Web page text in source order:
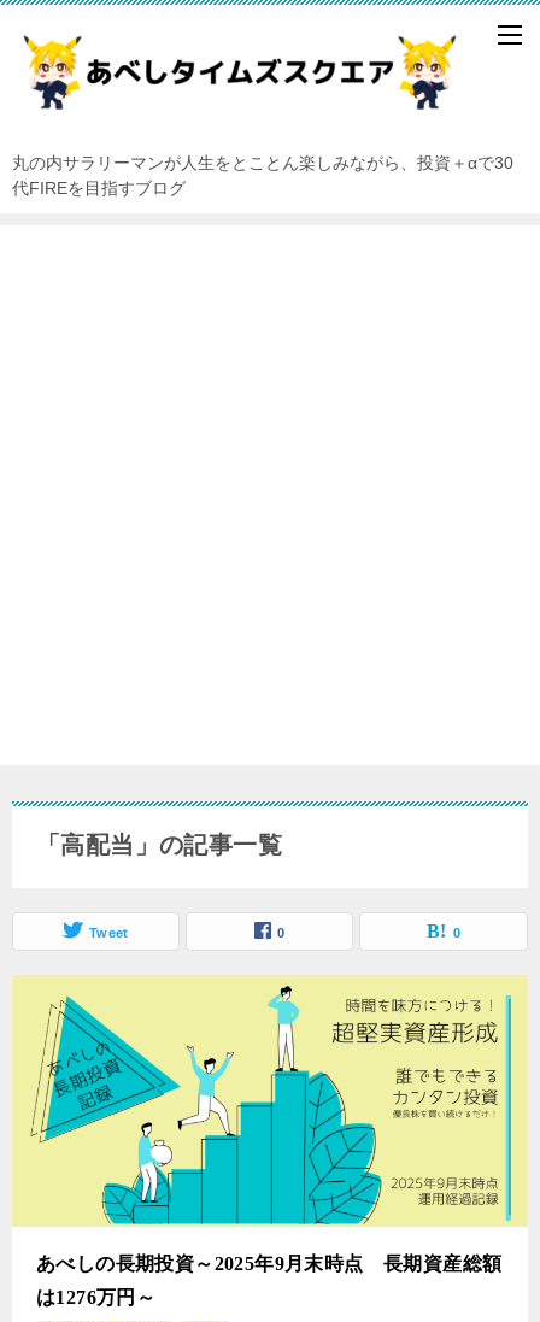
丸の内サラリーマンが人生をとことん楽しみながら、投資＋αで30
代FIREを目指すブログ
「高配当」の記事一覧
Tweet 0 0
あべしの長期投資～2025年9月末時点 長期資産総額
は1276万円～